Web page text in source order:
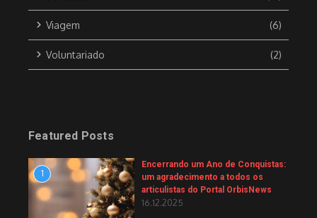
Viagem (6)
Voluntariado (2)
Featured Posts
1
Encerrando um Ano de Conquistas:
um agradecimento a todos os
articulistas do Portal OrbisNews
16.12.2025